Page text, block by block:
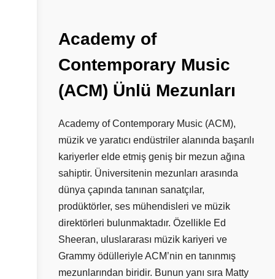
Academy of
Contemporary Music
(ACM) Ünlü Mezunları
Academy of Contemporary Music (ACM),
müzik ve yaratıcı endüstriler alanında başarılı
kariyerler elde etmiş geniş bir mezun ağına
sahiptir. Üniversitenin mezunları arasında
dünya çapında tanınan sanatçılar,
prodüktörler, ses mühendisleri ve müzik
direktörleri bulunmaktadır. Özellikle Ed
Sheeran, uluslararası müzik kariyeri ve
Grammy ödülleriyle ACM’nin en tanınmış
mezunlarından biridir. Bunun yanı sıra Matty